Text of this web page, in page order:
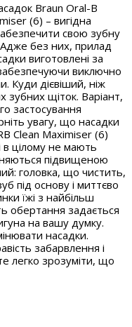
Braun Oral-B
(6) – вигідна
свою зубну
без них, прилад
виготовлені за
виключно
Куди дієвіший, ніж
зубних щіток. Варіант,
застосування
увагу, що насадки
Clean Maximiser (6)
в цілому не мають
підвищеною
головка, що чистить,
під основу і миттєво
їжі з найбільш
обертання задається
на вашу думку.
насадки.
забарвлення і
легко зрозуміти, що